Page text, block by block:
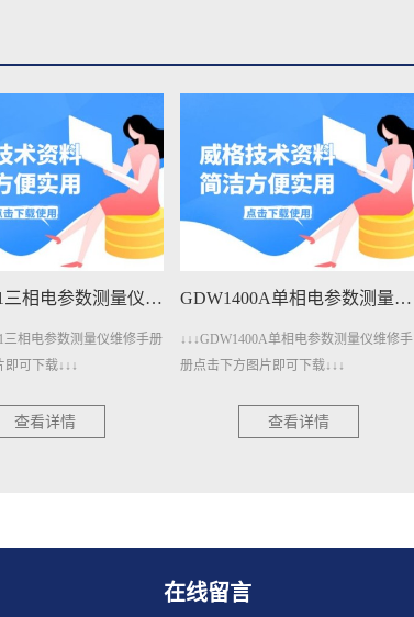
GDW1400A单相电参数测量仪维修手册下载
单相电参数测量仪维修手
即可下载↓↓↓
查看详情
GDW1400单相电参数测量仪维修手册下载
↓↓↓GDW1400单相电参数测量仪维修手册
点击下方图片即可下载↓↓↓
查看详情
在线留言